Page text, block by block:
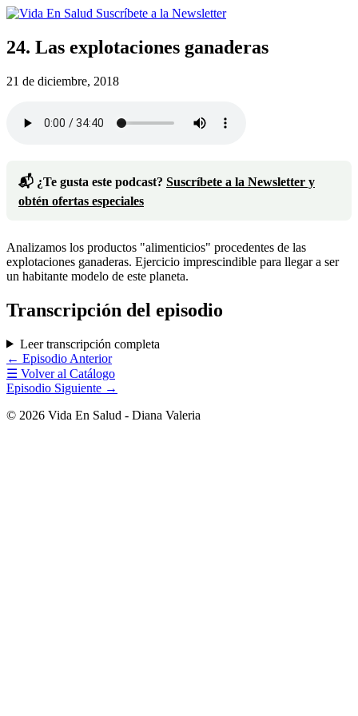
Suscríbete a la Newsletter
24. Las explotaciones ganaderas
21 de diciembre, 2018
📬 ¿Te gusta este podcast? Suscríbete a la Newsletter y
obtén ofertas especiales
Analizamos los productos "alimenticios" procedentes de las
explotaciones ganaderas. Ejercicio imprescindible para llegar a ser
un habitante modelo de este planeta.
Transcripción del episodio
Leer transcripción completa
← Episodio Anterior
☰ Volver al Catálogo
Episodio Siguiente →
© 2026 Vida En Salud - Diana Valeria